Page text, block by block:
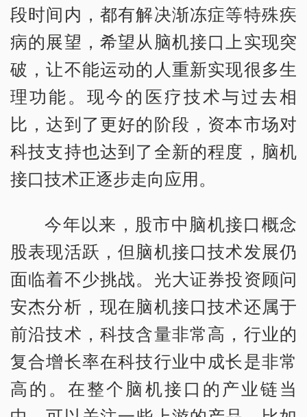
段时间内，都有解决渐冻症等特殊疾
病的展望，希望从脑机接口上实现突
破，让不能运动的人重新实现很多生
理功能。现今的医疗技术与过去相
比，达到了更好的阶段，资本市场对
科技支持也达到了全新的程度，脑机
接口技术正逐步走向应用。
今年以来，股市中脑机接口概念
股表现活跃，但脑机接口技术发展仍
面临着不少挑战。光大证券投资顾问
安杰分析，现在脑机接口技术还属于
前沿技术，科技含量非常高，行业的
复合增长率在科技行业中成长是非常
高的。在整个脑机接口的产业链当